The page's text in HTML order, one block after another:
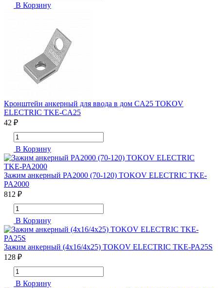
В Корзину
Кронштейн анкерный для ввода в дом CA25 TOKOV
ELECTRIC TKE-CA25
42 ₽
В Корзину
Зажим анкерный PA2000 (70-120) TOKOV ELECTRIC TKE-
PA2000
812 ₽
В Корзину
Зажим анкерный (4x16/4х25) TOKOV ELECTRIC TKE-PA25S
128 ₽
В Корзину